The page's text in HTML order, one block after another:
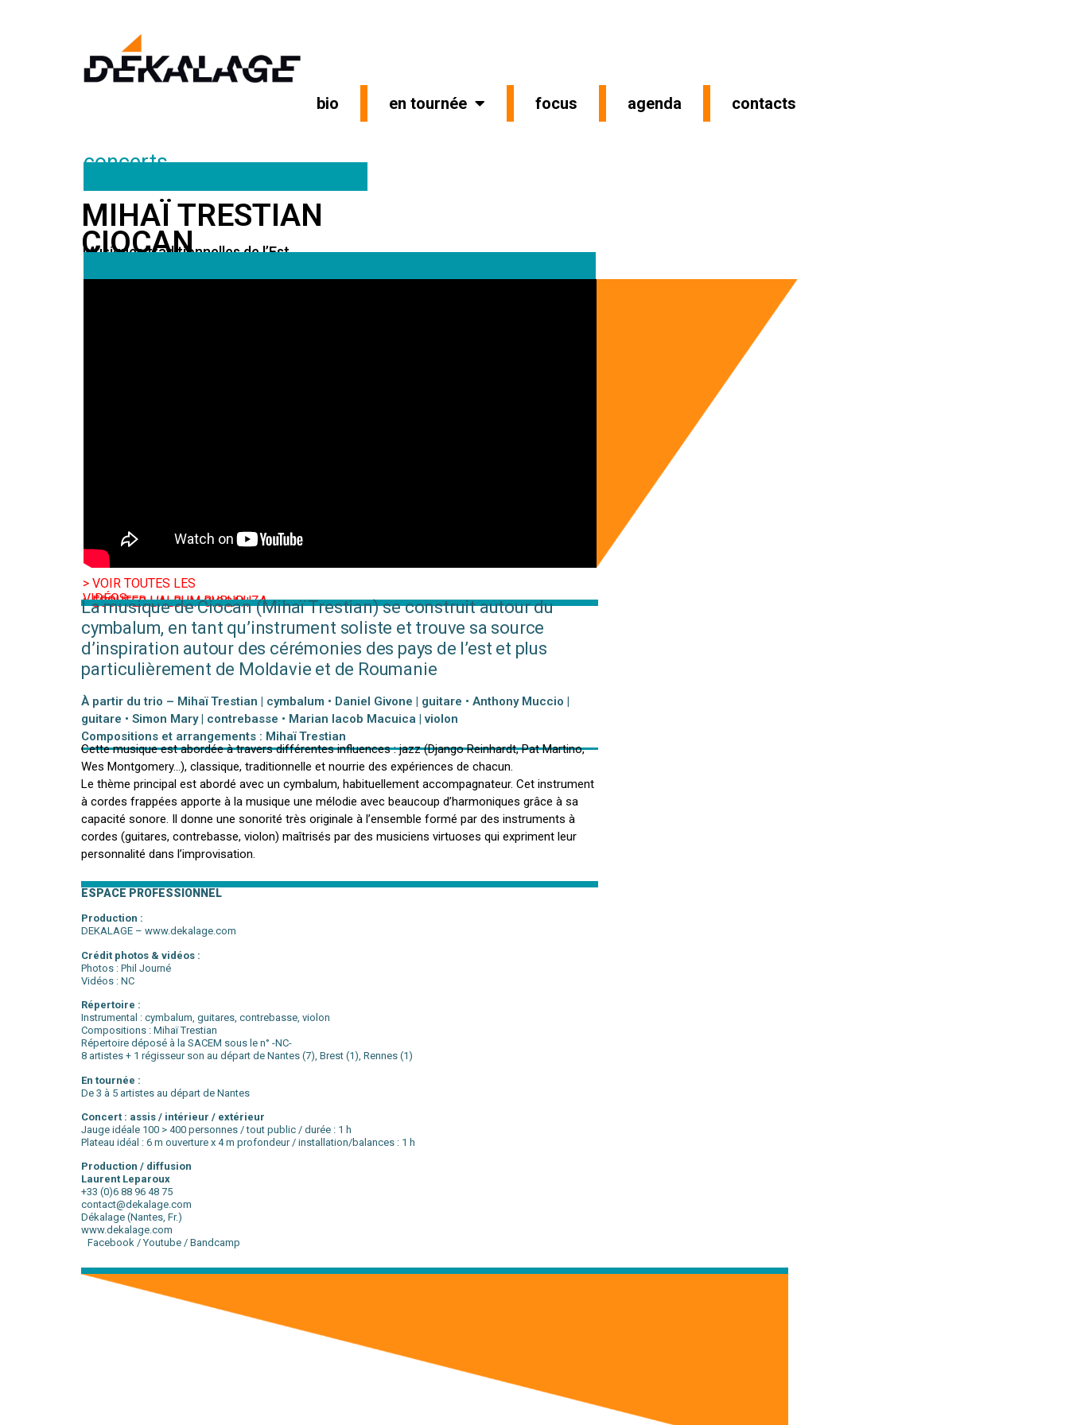
bio en tournée focus agenda contacts
concerts
MIHAÏ TRESTIAN
CIOCAN
Musiques traditionnelles de l’Est
> VOIR TOUTES LES
VIDÉOS
> ÉCOUTER L’ALBUM BUBURUZA
> ÉCOUTER L’ALBUM CIOCAN
La musique de Ciocan (Mihaï Trestian) se construit autour du
cymbalum, en tant qu’instrument soliste et trouve sa source
d’inspiration autour des cérémonies des pays de l’est et plus
particulièrement de Moldavie et de Roumanie
À partir du trio – Mihaï Trestian | cymbalum • Daniel Givone | guitare • Anthony Muccio |
guitare • Simon Mary | contrebasse • Marian Iacob Macuica | violon
Compositions et arrangements : Mihaï Trestian
Cette musique est abordée à travers différentes influences : jazz (Django Reinhardt, Pat Martino,
Wes Montgomery…), classique, traditionnelle et nourrie des expériences de chacun.
Le thème principal est abordé avec un cymbalum, habituellement accompagnateur. Cet instrument
à cordes frappées apporte à la musique une mélodie avec beaucoup d’harmoniques grâce à sa
capacité sonore. Il donne une sonorité très originale à l’ensemble formé par des instruments à
cordes (guitares, contrebasse, violon) maîtrisés par des musiciens virtuoses qui expriment leur
personnalité dans l’improvisation.
ESPACE PROFESSIONNEL
Production :
DEKALAGE – www.dekalage.com
Crédit photos & vidéos :
Photos : Phil Journé
Vidéos : NC
Répertoire :
Instrumental : cymbalum, guitares, contrebasse, violon
Compositions : Mihaï Trestian
Répertoire déposé à la SACEM sous le n° -NC-
8 artistes + 1 régisseur son au départ de Nantes (7), Brest (1), Rennes (1)
En tournée :
De 3 à 5 artistes au départ de Nantes
Concert : assis / intérieur / extérieur
Jauge idéale 100 > 400 personnes / tout public / durée : 1 h
Plateau idéal : 6 m ouverture x 4 m profondeur / installation/balances : 1 h
Production / diffusion
Laurent Leparoux
+33 (0)6 88 96 48 75
contact@dekalage.com
Dékalage (Nantes, Fr.)
www.dekalage.com
Facebook /Youtube / Bandcamp